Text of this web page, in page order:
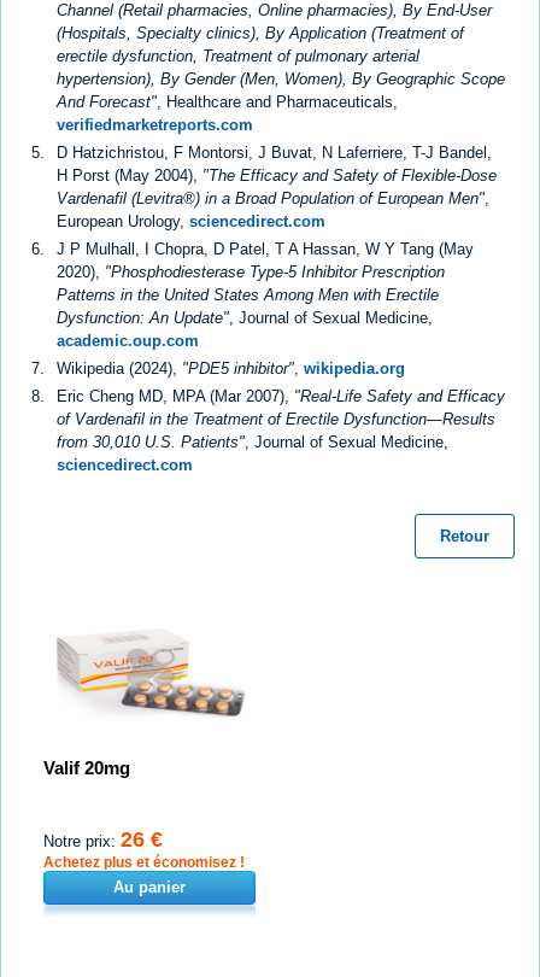
Channel (Retail pharmacies, Online pharmacies), By End-User
(Hospitals, Specialty clinics), By Application (Treatment of
erectile dysfunction, Treatment of pulmonary arterial
hypertension), By Gender (Men, Women), By Geographic Scope
And Forecast", Healthcare and Pharmaceuticals,
verifiedmarketreports.com
D Hatzichristou, F Montorsi, J Buvat, N Laferriere, T-J Bandel,
H Porst (May 2004), "The Efficacy and Safety of Flexible-Dose
Vardenafil (Levitra®) in a Broad Population of European Men",
European Urology, sciencedirect.com
J P Mulhall, I Chopra, D Patel, T A Hassan, W Y Tang (May
2020), "Phosphodiesterase Type-5 Inhibitor Prescription
Patterns in the United States Among Men with Erectile
Dysfunction: An Update" , Journal of Sexual Medicine,
academic.oup.com
Wikipedia (2024), "PDE5 inhibitor" wikipedia.org
Eric Cheng MD, MPA (Mar 2007), "Real-Life Safety and Efficacy
of Vardenafil in the Treatment of Erectile Dysfunction—Results
from 30,010 U.S. Patients" , Journal of Sexual Medicine,
sciencedirect.com
Retour
Valif 20mg
Notre prix: 26 €
Achetez plus et économisez !
Au panier